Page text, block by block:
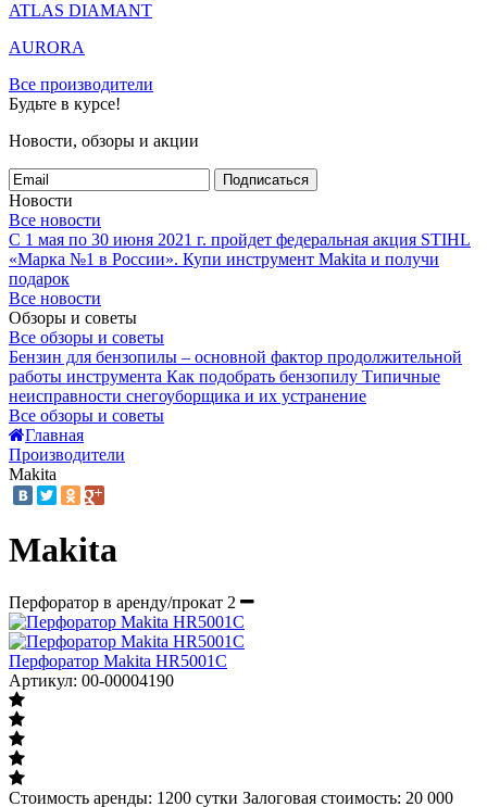
ATLAS DIAMANT
AURORA
Все производители
Будьте в курсе!
Новости, обзоры и акции
Подписаться
Новости
Все новости
С 1 мая по 30 июня 2021 г. пройдет федеральная акция STIHL
«Марка №1 в России». Купи инструмент Makita и получи
подарок
Все новости
Обзоры и советы
Все обзоры и советы
Бензин для бензопилы – основной фактор продолжительной
работы инструмента Как подобрать бензопилу Типичные
неисправности снегоуборщика и их устранение
Все обзоры и советы
Главная
Производители
Makita
Makita
Перфоратор в аренду/прокат 2
Перфоратор Makita HR5001C
Артикул: 00-00004190
Стоимость аренды: 1200 сутки Залоговая стоимость: 20 000